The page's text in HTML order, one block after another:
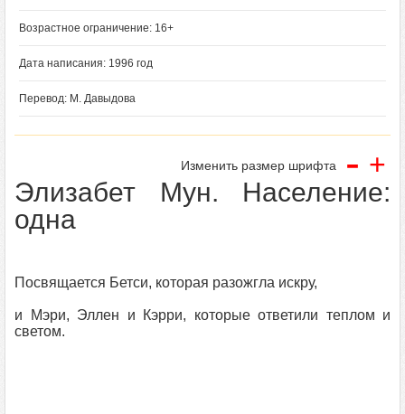
Возрастное ограничение: 16+
Дата написания: 1996 год
Перевод: М. Давыдова
Изменить размер шрифта - +
Элизабет Мун. Население:
одна
Посвящается Бетси, которая разожгла искру,
и Мэри, Эллен и Кэрри, которые ответили теплом и
светом.